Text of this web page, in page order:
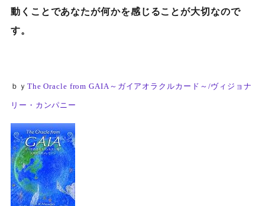
動くことであなたが何かを感じることが大切なので
す。
ｂｙ The Oracle from GAIA～ガイアオラクルカード～/ヴィジョナ
リー・カンパニー